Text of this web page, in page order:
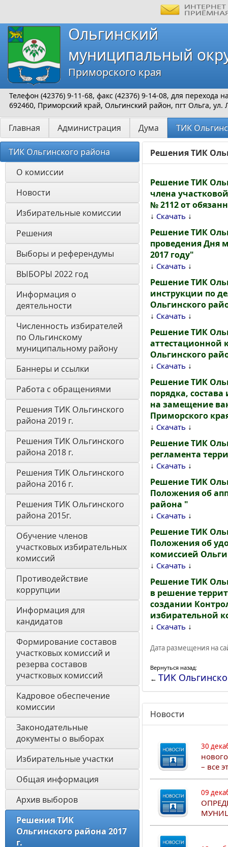
Ольгинский
муниципальный
Приморского края
Телефон (42376) 9-11-68, факс (42376) 9-14-08, для перехода
692460, Приморский край, Ольгинский район, пгт Ольга, ул.
Главная Администрация Дума ТИК
ТИК Ольгинского района
О комиссии
Новости
Избирательные комиссии
Решения
Выборы и референдумы
ВЫБОРЫ 2022 год
Информация о
деятельности
Численность избирателей
по Ольгинскому
муниципальному району
Баннеры и ссылки
Работа с обращениями
Решения ТИК Ольгинского
района 2019 г.
Решения ТИК Ольгинского
района 2018 г.
Решения ТИК Ольгинского
района 2016 г.
Решения ТИК Ольгинского
района 2015г.
Обучение членов
участковых избирательных
комиссий
Противодействие
коррупции
Информация для
кандидатов
Формирование составов
участковых комиссий и
резерва составов
участковых комиссий
Кадровое обеспечение
комиссии
Законодательные
документы о выборах
Избирательные участки
Общая информация
Архив выборов
Решения ТИК
Ольгинского района 2017
г.
Решения ТИК
Решение ТИК
члена
№ 2112 от
↓ Скачать ↓
Решение ТИК
проведения Дня
2017 году"
↓ Скачать ↓
Решение ТИК
инструкции по
Ольгинского
↓ Скачать ↓
Решение ТИК
аттестационной
Ольгинского
↓ Скачать ↓
Решение ТИК
порядка,
на замещение
Приморского
↓ Скачать ↓
Решение ТИК
регламента
↓ Скачать ↓
Решение ТИК
Положения об
района "
↓ Скачать ↓
Решение ТИК
Положения об
комиссией
↓ Скачать ↓
Решение ТИК
в решение
создании
избирательной
↓ Скачать ↓
Дата размещения на
Вернуться назад:
← ТИК
Новости
30
– все
09